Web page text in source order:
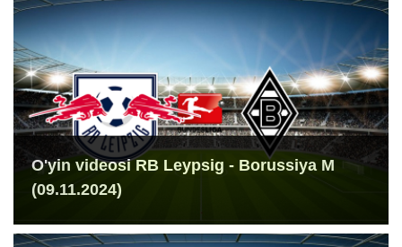
O'yin videosi RB Leypsig - Borussiya M
(09.11.2024)